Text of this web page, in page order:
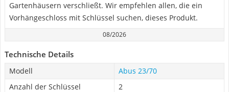
Gartenhäusern verschließt. Wir empfehlen allen, die ein
Vorhängeschloss mit Schlüssel suchen, dieses Produkt.
08/2026
Technische Details
Modell
Abus 23/70
Anzahl der Schlüssel
2